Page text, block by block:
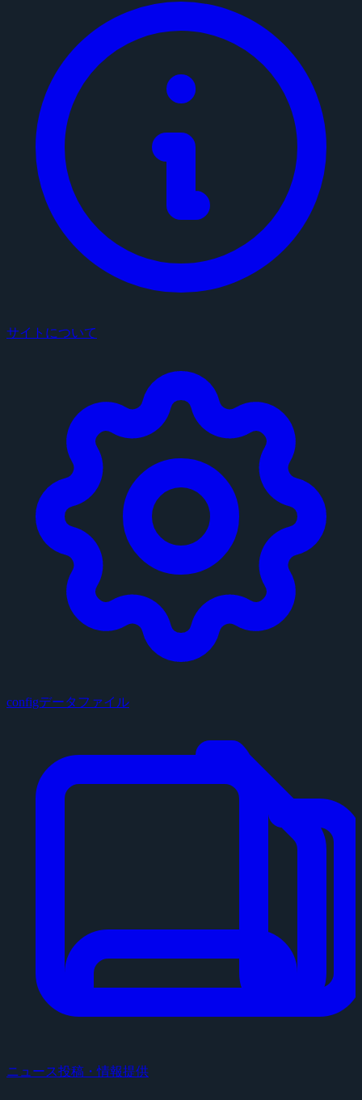
サイトについて
configデータファイル
ニュース投稿・情報提供